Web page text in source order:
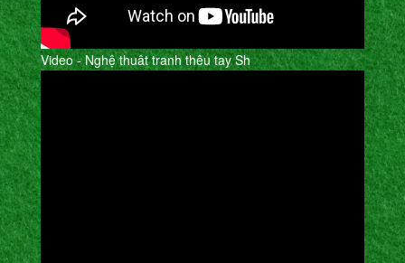
Video - Nghệ thuât tranh thêu tay Sh